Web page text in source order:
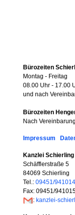
Bürozeiten
Montag - Freitag
08.00 Uhr - 17.00
und nach
Bürozeiten
Nach Vereinbarung
Impressum
Kanzlei Schierling
Schäfflerstraße 5
84069 Schierling
Tel.:09451/941014
Fax: 09451/
: kanzlei-